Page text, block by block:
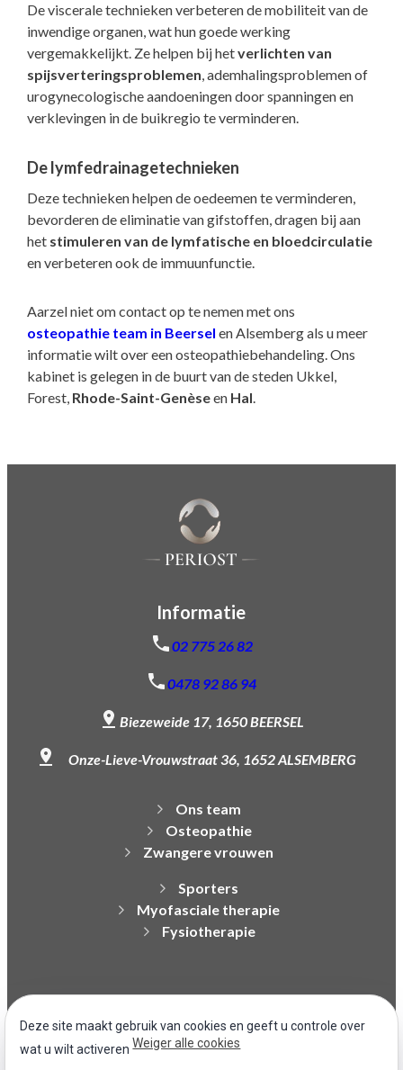
De viscerale technieken verbeteren de mobiliteit van de
inwendige organen, wat hun goede werking
vergemakkelijkt. Ze helpen bij hetverlichten van
spijsverteringsproblemen, ademhalingsproblemen of
urogynecologische aandoeningen door spanningen en
verklevingen in de buikregio te verminderen.
De lymfedrainagetechnieken
Deze technieken helpen de oedeemen te verminderen,
bevorderen de eliminatie van gifstoffen, dragen bij aan
het stimuleren van de lymfatische en bloedcirculatie
en verbeteren ook de immuunfunctie.
Aarzel niet om contact op te nemen met ons
osteopathie team in Beersel en Alsemberg als u meer
informatie wilt over een osteopathiebehandeling. Ons
kabinet is gelegen in de buurt van de steden Ukkel,
Forest, Rhode-Saint-Genèseen Hal.
Informatie
02 775 26 82
0478 92 86 94
Biezeweide 17, 1650 BEERSEL
Onze-Lieve-Vrouwstraat 36, 1652 ALSEMBERG
Ons team
Osteopathie
Zwangere vrouwen
Sporters
Myofasciale therapie
Fysiotherapie
Juridische
vermeldingen
Privacybeleid Cookiebeheer
Sitemap
Deze site maakt gebruik van cookies en geeft u controle over
wat u wilt activerenWeiger alle cookies